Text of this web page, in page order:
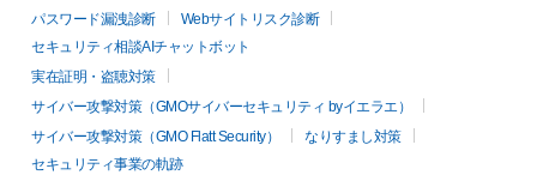
パスワード漏洩診断
Webサイトリスク診断
セキュリティ相談AIチャットボット
実在証明・盗聴対策
サイバー攻撃対策（GMOサイバーセキュリティ byイエラエ）
サイバー攻撃対策（GMO Flatt Security）
なりすまし対策
セキュリティ事業の軌跡